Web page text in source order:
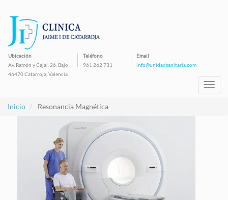
Pasar
contenido
principal
Ubicación
Av. Ramón y Cajal, 26, Bajo
46470 Catarroja, Valencia
Teléfono
961 262 731
Email
info@unidadsanitaria.com
Inicio
Resonancia Magnética